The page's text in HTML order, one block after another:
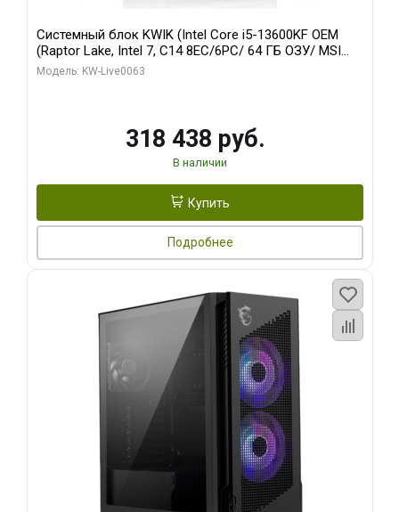
Системный блок KWIK (Intel Core i5-13600KF OEM
(Raptor Lake, Intel 7, C14 8EC/6PC/ 64 ГБ ОЗУ/ MSI
RTX5080 VENTUS 3X OC 16GB GDDR7 256bit 3xDP
Модель: KW-Live0063
318 438 руб.
В наличии
Купить
Подробнее